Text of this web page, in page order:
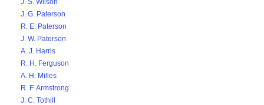
J. S. Wilson
J. G. Paterson
R. E. Paterson
J. W. Paterson
A. J. Harris
R. H. Ferguson
A. H. Milles
R. F. Armstrong
J. C. Tothill